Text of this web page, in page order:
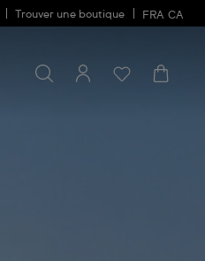
Trouver une boutique FRA CA
un
produit